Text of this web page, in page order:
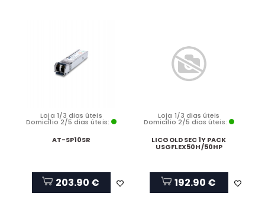
Loja 1/3 dias úteis
Domicílio 2/5 dias úteis:
AT-SP10SR
203.90 €
Loja 1/3 dias úteis
Domicílio 2/5 dias úteis:
LICGOLD SEC 1Y PACK
USGFLEX50H/50HP
192.90 €